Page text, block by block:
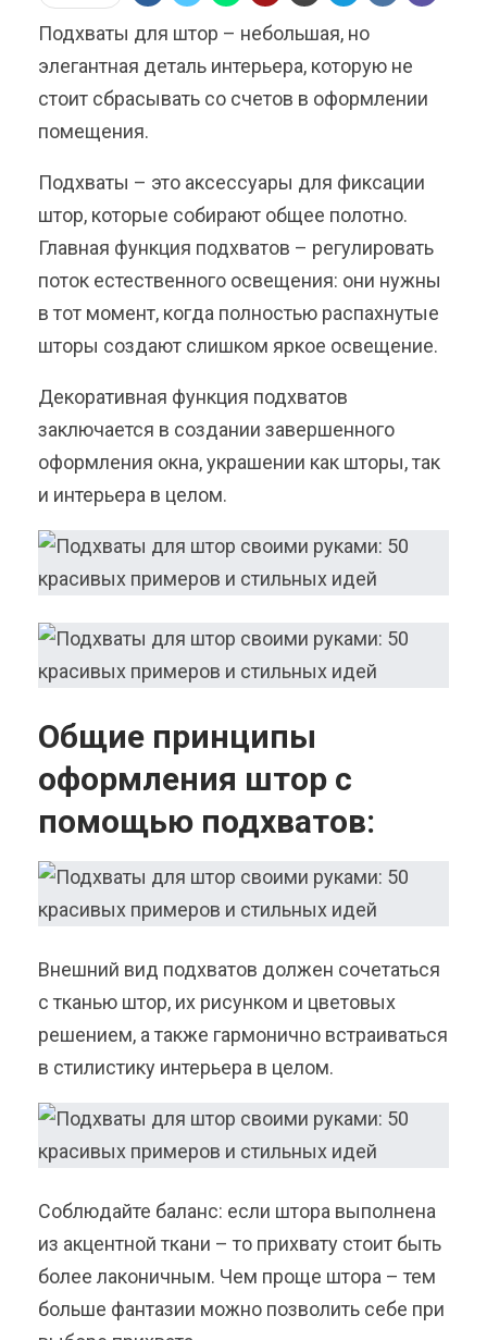
Подхваты для штор – небольшая, но
элегантная деталь интерьера, которую не
стоит сбрасывать со счетов в оформлении
помещения.
Подхваты – это аксессуары для фиксации
штор, которые собирают общее полотно.
Главная функция подхватов – регулировать
поток естественного освещения: они нужны
в тот момент, когда полностью распахнутые
шторы создают слишком яркое освещение.
Декоративная функция подхватов
заключается в создании завершенного
оформления окна, украшении как шторы, так
и интерьера в целом.
Общие принципы
оформления штор с
помощью подхватов:
Внешний вид подхватов должен сочетаться
с тканью штор, их рисунком и цветовых
решением, а также гармонично встраиваться
в стилистику интерьера в целом.
Соблюдайте баланс: если штора выполнена
из акцентной ткани – то прихвату стоит быть
более лаконичным. Чем проще штора – тем
больше фантазии можно позволить себе при